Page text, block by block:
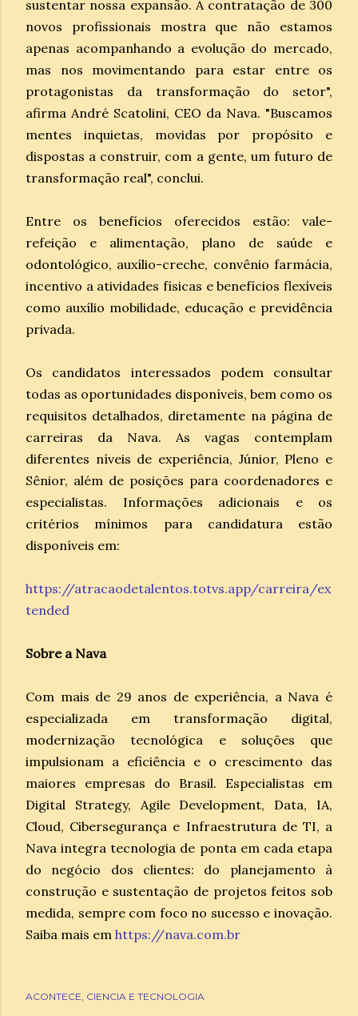
sustentar nossa expansão. A contratação de 300
novos profissionais mostra que não estamos
apenas acompanhando a evolução do mercado,
mas nos movimentando para estar entre os
protagonistas da transformação do setor",
afirma André Scatolini, CEO da Nava. "Buscamos
mentes inquietas, movidas por propósito e
dispostas a construir, com a gente, um futuro de
transformação real", conclui.
Entre os benefícios oferecidos estão: vale-
refeição e alimentação, plano de saúde e
odontológico, auxílio-creche, convênio farmácia,
incentivo a atividades físicas e benefícios flexíveis
como auxílio mobilidade, educação e previdência
privada.
Os candidatos interessados podem consultar
todas as oportunidades disponíveis, bem como os
requisitos detalhados, diretamente na página de
carreiras da Nava. As vagas contemplam
diferentes níveis de experiência, Júnior, Pleno e
Sênior, além de posições para coordenadores e
especialistas. Informações adicionais e os
critérios mínimos para candidatura estão
disponíveis em:
https://atracaodetalentos.totvs.app/carreira/ex
tended
Sobre a Nava
Com mais de 29 anos de experiência, a Nava é
especializada em transformação digital,
modernização tecnológica e soluções que
impulsionam a eficiência e o crescimento das
maiores empresas do Brasil. Especialistas em
Digital Strategy, Agile Development, Data, IA,
Cloud, Cibersegurança e Infraestrutura de TI, a
Nava integra tecnologia de ponta em cada etapa
do negócio dos clientes: do planejamento à
construção e sustentação de projetos feitos sob
medida, sempre com foco no sucesso e inovação.
Saiba mais em https://nava.com.br
ACONTECE CIENCIA E TECNOLOGIA